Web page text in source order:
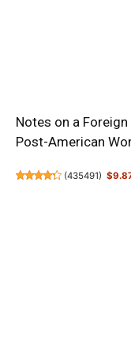
Notes on a
Post-American
(435491)